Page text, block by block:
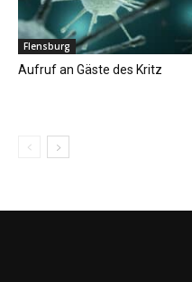
Flensburg
Aufruf an Gäste des Kritz